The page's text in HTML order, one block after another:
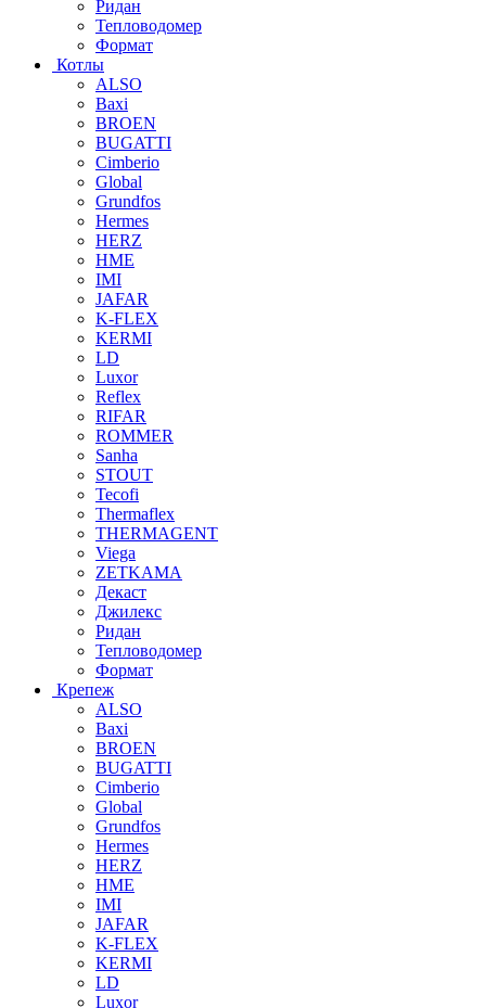
Ридан
Тепловодомер
Формат
Котлы
ALSO
Baxi
BROEN
BUGATTI
Cimberio
Global
Grundfos
Hermes
HERZ
HME
IMI
JAFAR
K-FLEX
KERMI
LD
Luxor
Reflex
RIFAR
ROMMER
Sanha
STOUT
Tecofi
Thermaflex
THERMAGENT
Viega
ZETKAMA
Декаст
Джилекс
Ридан
Тепловодомер
Формат
Крепеж
ALSO
Baxi
BROEN
BUGATTI
Cimberio
Global
Grundfos
Hermes
HERZ
HME
IMI
JAFAR
K-FLEX
KERMI
LD
Luxor